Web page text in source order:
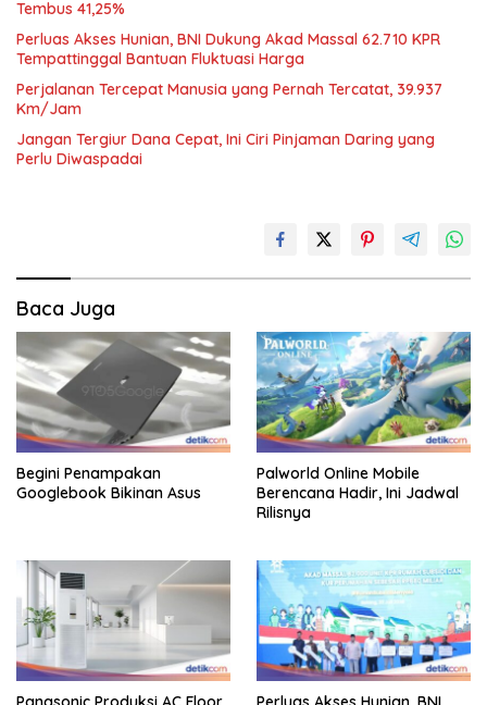
Tembus 41,25%
Perluas Akses Hunian, BNI Dukung Akad Massal 62.710 KPR
Tempattinggal Bantuan Fluktuasi Harga
Perjalanan Tercepat Manusia yang Pernah Tercatat, 39.937
Km/Jam
Jangan Tergiur Dana Cepat, Ini Ciri Pinjaman Daring yang
Perlu Diwaspadai
Baca Juga
Begini Penampakan
Googlebook Bikinan Asus
Palworld Online Mobile
Berencana Hadir, Ini Jadwal
Rilisnya